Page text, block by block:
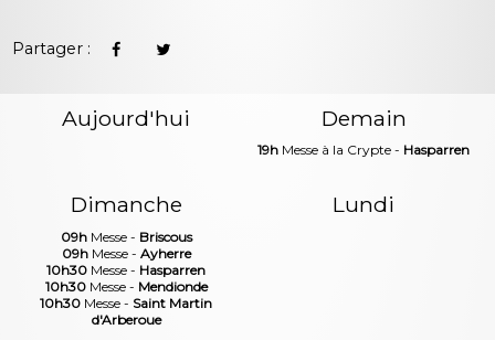
Partager :
Aujourd'hui Demain
19h Messe à la Crypte - Hasparren
Dimanche
09hMesse - Briscous
09hMesse - Ayherre
10h30 Messe - Hasparren
10h30Messe - Mendionde
10h30 Messe - Saint Martin
d'Arberoue
Lundi